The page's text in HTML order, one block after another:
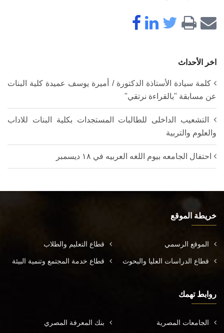
اخر الأحداث
كلمة سيادة الأستاذة الدكتورة / أميرة يوسف عميدة كلية البنات
عن مسابقة "بالقراءة نرتقي"
التشعيب الداخلى للطالبات المستجدات بكلية البنات للاداب
والعلوم والتربية
احتفال الجامعه بيوم اللغه العربيه في ١٨ ديسمبر
خريطة الموقع
الموقع الرسمي قطاع التعليم والطلاب
قطاع الدراسات العليا والبحوث قطاع خدمة المجتمع وتنمية البيئة
روابط تهمك
الجامعات المصرية بنك المعرفة المصري